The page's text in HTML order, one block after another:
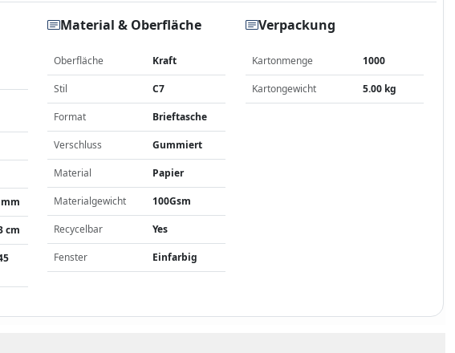
cm
Material & Oberfläche
Oberfläche Kraft
Stil C7
Format Brieftasche
Verschluss Gummiert
Material Papier
Materialgewicht 100Gsm
Recycelbar Yes
Fenster Einfarbig
Verpackung
Kartonmenge 1000
Kartongewicht 5.00 kg